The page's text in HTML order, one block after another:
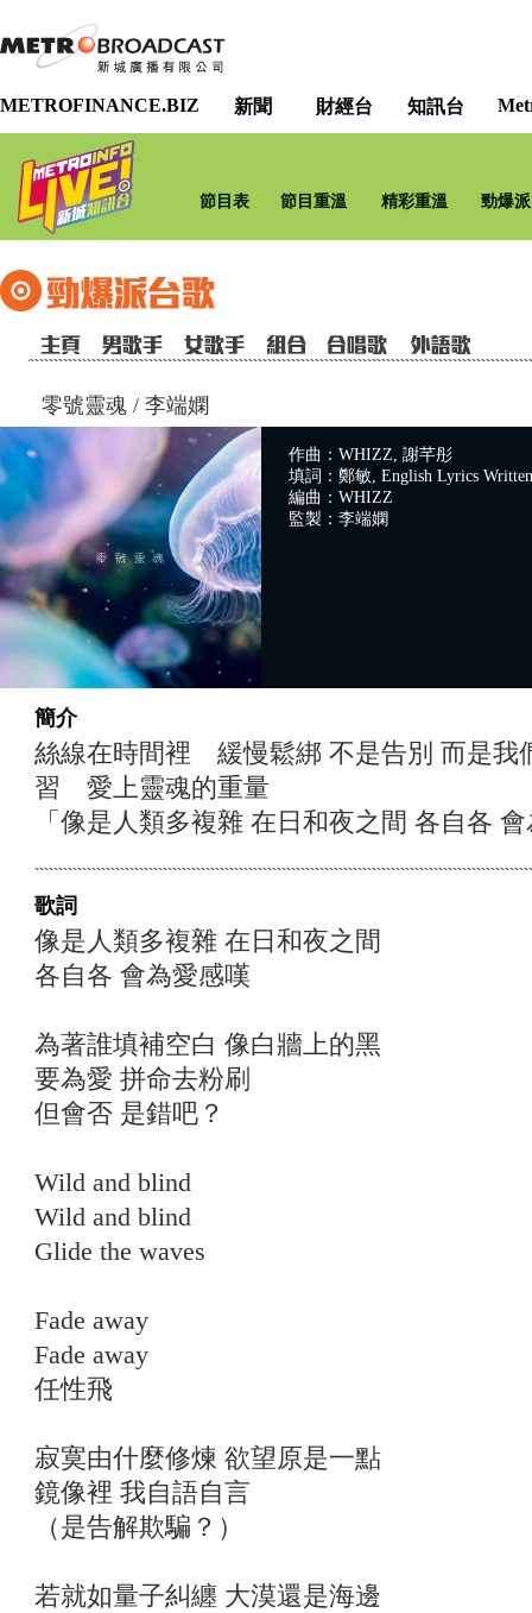
METROFINANCE.BIZ 新聞 財經台 知訊台
節目表 節目重溫 精彩重溫 勁爆
零號靈魂 / 李端嫻
作曲：WHIZZ, 謝芊彤
填詞：鄭敏, English Lyrics
編曲：WHIZZ
監製：李端嫻
簡介
絲線在時間裡 緩慢鬆綁 不是告別 而是我
習 愛上靈魂的重量
「像是人類多複雜 在日和夜之間 各自各
歌詞
像是人類多複雜 在日和夜之間
各自各 會為愛感嘆
為著誰填補空白 像白牆上的黑
要為愛 拼命去粉刷
但會否 是錯吧？
Wild and blind
Wild and blind
Glide the waves
Fade away
Fade away
任性飛
寂寞由什麼修煉 欲望原是一點
鏡像裡 我自語自言
（是告解欺騙？）
若就如量子糾纏 大漠還是海邊